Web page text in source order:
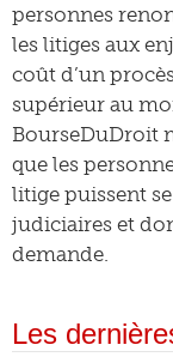
personnes
les litiges aux
coût d’un
supérieur au
BourseDuDroit
que les
litige puissent
judiciaires et
demande.
Les